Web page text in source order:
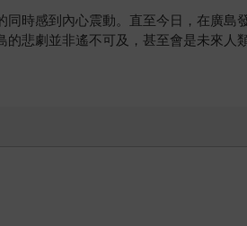
時感到內心震動。直至今日，在廣島
悲劇並非遙不可及，甚至會是未來人